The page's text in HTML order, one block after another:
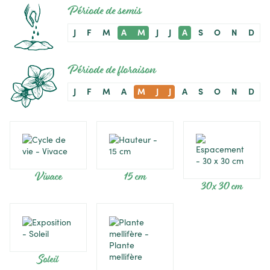
Période de semis
J F M A M J J A S O N D
Période de floraison
J F M A M J J A S O N D
Vivace 15 cm
30 x 30 cm
Soleil